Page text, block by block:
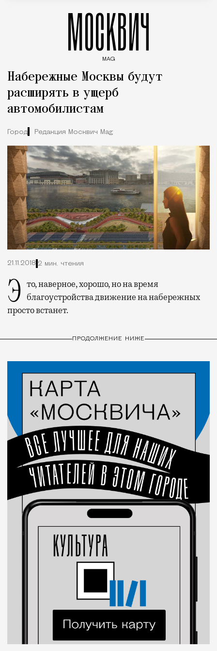
МОСКВИЧ
MAG
Набережные Москвы будут
расширять в ущерб
автомобилистам
Город Редакция Москвич Mag
21.11.2018 2 мин. чтения
Это, наверное, хорошо, но на время благоустройства движение на набережных
просто встанет.
ПРОДОЛЖЕНИЕ НИЖЕ